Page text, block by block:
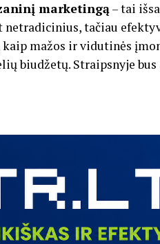
marketingą– tai
netradicinius, tačiau
kaip mažos ir vidutinės
biudžetų. Straipsnyje